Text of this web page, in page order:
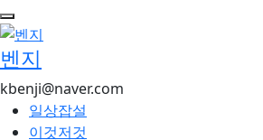
콘
텐
츠
로
건
너
벤지
kbenji@naver.com
일상잡설
이것저것